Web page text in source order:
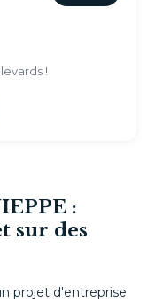
!
:
sur des
projet d'entreprise